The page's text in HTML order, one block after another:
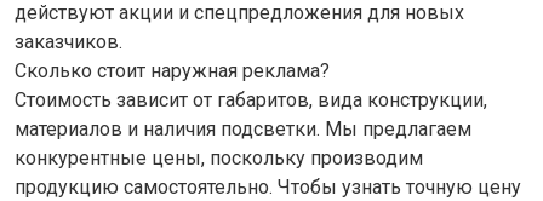
действуют акции и спецпредложения для новых
заказчиков.
Сколько стоит наружная реклама?
Стоимость зависит от габаритов, вида конструкции,
материалов и наличия подсветки. Мы предлагаем
конкурентные цены, поскольку производим
продукцию самостоятельно. Чтобы узнать точную цену